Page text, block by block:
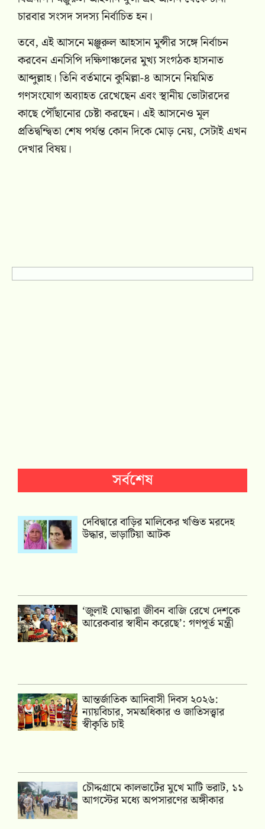
চারবার সংসদ সদস্য নির্বাচিত হন।
তবে, এই আসনে মঞ্জুরুল আহসান মুন্সীর সঙ্গে নির্বাচন
করবেন এনসিপি দক্ষিণাঞ্চলের মুখ্য সংগঠক হাসনাত
আব্দুল্লাহ। তিনি বর্তমানে কুমিল্লা-৪ আসনে নিয়মিত
গণসংযোগ অব্যাহত রেখেছেন এবং স্থানীয় ভোটারদের
কাছে পৌঁছানোর চেষ্টা করছেন। এই আসনেও মূল
প্রতিদ্বন্দ্বিতা শেষ পর্যন্ত কোন দিকে মোড় নেয়, সেটাই এখন
দেখার বিষয়।
সর্বশেষ
দেবিদ্বারে বাড়ির মালিকের খণ্ডিত মরদেহ
উদ্ধার, ভাড়াটিয়া আটক
‘জুলাই যোদ্ধারা জীবন বাজি রেখে দেশকে
আরেকবার স্বাধীন করেছে’: গণপূর্ত মন্ত্রী
আন্তর্জাতিক আদিবাসী দিবস ২০২৬:
ন্যায়বিচার, সমঅধিকার ও জাতিসত্ত্বার
স্বীকৃতি চাই
চৌদ্দগ্রামে কালভার্টের মুখে মাটি ভরাট, ১১
আগস্টের মধ্যে অপসারণের অঙ্গীকার